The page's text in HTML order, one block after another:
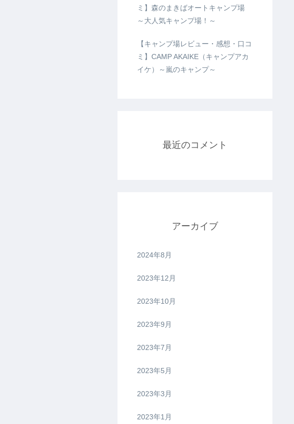
ミ】森のまきばオートキャンプ場
～大人気キャンプ場！～
【キャンプ場レビュー・感想・口コ
ミ】CAMP AKAIKE（キャンプアカ
イケ）～嵐のキャンプ～
最近のコメント
アーカイブ
2024年8月
2023年12月
2023年10月
2023年9月
2023年7月
2023年5月
2023年3月
2023年1月